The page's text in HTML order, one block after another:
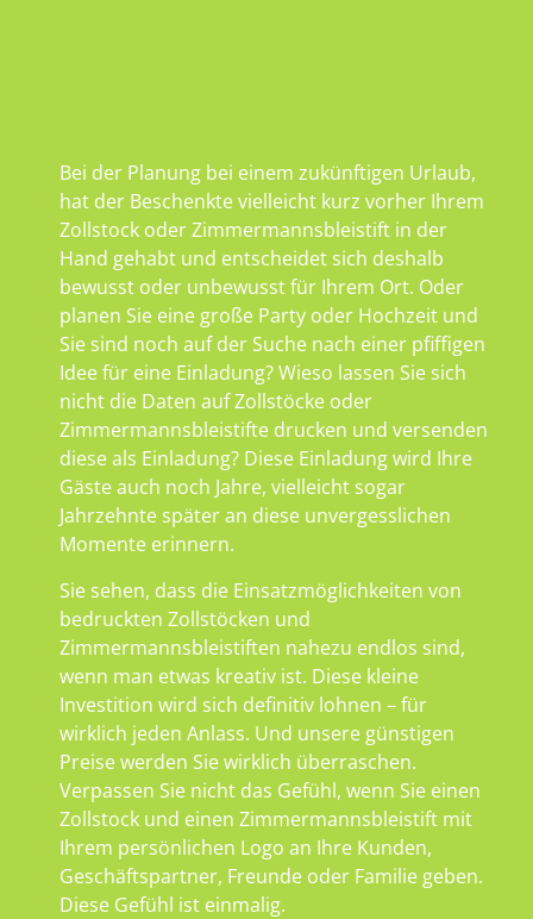
Bei der Planung bei einem zukünftigen Urlaub,
hat der Beschenkte vielleicht kurz vorher Ihrem
Zollstock oder Zimmermannsbleistift in der
Hand gehabt und entscheidet sich deshalb
bewusst oder unbewusst für Ihrem Ort. Oder
planen Sie eine große Party oder Hochzeit und
Sie sind noch auf der Suche nach einer pfiffigen
Idee für eine Einladung? Wieso lassen Sie sich
nicht die Daten auf Zollstöcke oder
Zimmermannsbleistifte drucken und versenden
diese als Einladung? Diese Einladung wird Ihre
Gäste auch noch Jahre, vielleicht sogar
Jahrzehnte später an diese unvergesslichen
Momente erinnern.
Sie sehen, dass die Einsatzmöglichkeiten von
bedruckten Zollstöcken und
Zimmermannsbleistiften nahezu endlos sind,
wenn man etwas kreativ ist. Diese kleine
Investition wird sich definitiv lohnen – für
wirklich jeden Anlass. Und unsere günstigen
Preise werden Sie wirklich überraschen.
Verpassen Sie nicht das Gefühl, wenn Sie einen
Zollstock und einen Zimmermannsbleistift mit
Ihrem persönlichen Logo an Ihre Kunden,
Geschäftspartner, Freunde oder Familie geben.
Diese Gefühl ist einmalig.